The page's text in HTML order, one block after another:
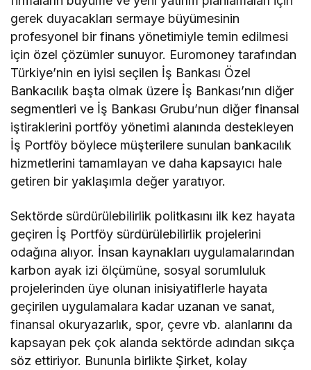
gerek duyacakları sermaye büyümesinin
profesyonel bir finans yönetimiyle temin edilmesi
için özel çözümler sunuyor. Euromoney tarafından
Türkiye’nin en iyisi seçilen İş Bankası Özel
Bankacılık başta olmak üzere İş Bankası’nın diğer
segmentleri ve İş Bankası Grubu’nun diğer finansal
iştiraklerini portföy yönetimi alanında destekleyen
İş Portföy böylece müşterilere sunulan bankacılık
hizmetlerini tamamlayan ve daha kapsayıcı hale
getiren bir yaklaşımla değer yaratıyor.
Sektörde sürdürülebilirlik politkasını ilk kez hayata
geçiren İş Portföy sürdürülebilirlik projelerini
odağına alıyor. İnsan kaynakları uygulamalarından
karbon ayak izi ölçümüne, sosyal sorumluluk
projelerinden üye olunan inisiyatiflerle hayata
geçirilen uygulamalara kadar uzanan ve sanat,
finansal okuryazarlık, spor, çevre vb. alanlarını da
kapsayan pek çok alanda sektörde adından sıkça
söz ettiriyor. Bununla birlikte Şirket, kolay